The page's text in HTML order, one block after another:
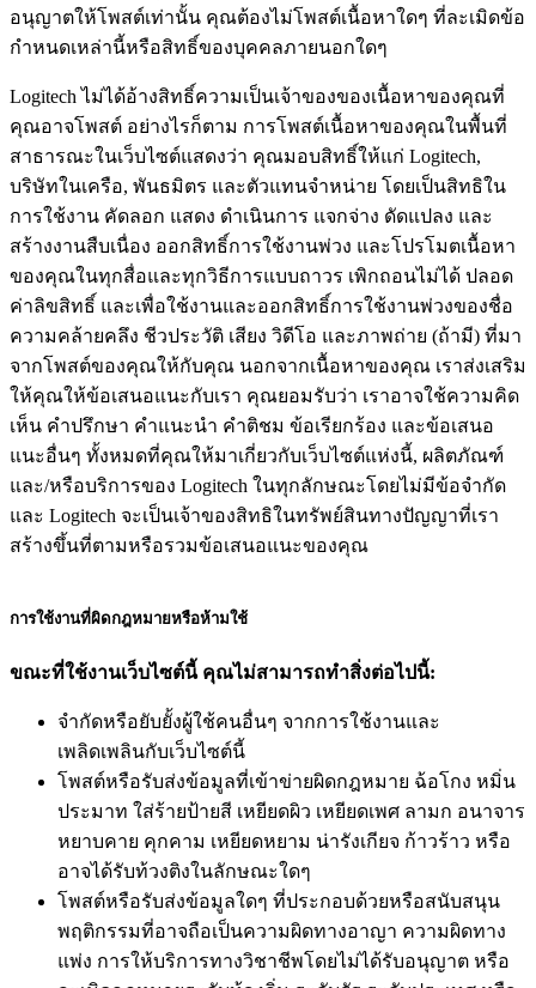
อนุญาตให้โพสต์เท่านั้น คุณต้องไม่โพสต์เนื้อหาใดๆ ที่ละเมิดข้อ
กำหนดเหล่านี้หรือสิทธิ์ของบุคคลภายนอกใดๆ
Logitech ไม่ได้อ้างสิทธิ์ความเป็นเจ้าของของเนื้อหาของคุณที่
คุณอาจโพสต์ อย่างไรก็ตาม การโพสต์เนื้อหาของคุณในพื้นที่
สาธารณะในเว็บไซต์แสดงว่า คุณมอบสิทธิ์ให้แก่ Logitech,
บริษัทในเครือ, พันธมิตร และตัวแทนจำหน่าย โดยเป็นสิทธิใน
การใช้งาน คัดลอก แสดง ดำเนินการ แจกจ่าง ดัดแปลง และ
สร้างงานสืบเนื่อง ออกสิทธิ์การใช้งานพ่วง และโปรโมตเนื้อหา
ของคุณในทุกสื่อและทุกวิธีการแบบถาวร เพิกถอนไม่ได้ ปลอด
ค่าลิขสิทธิ์ และเพื่อใช้งานและออกสิทธิ์การใช้งานพ่วงของชื่อ
ความคล้ายคลึง ชีวประวัติ เสียง วิดีโอ และภาพถ่าย (ถ้ามี) ที่มา
จากโพสต์ของคุณให้กับคุณ นอกจากเนื้อหาของคุณ เราส่งเสริม
ให้คุณให้ข้อเสนอแนะกับเรา คุณยอมรับว่า เราอาจใช้ความคิด
เห็น คำปรึกษา คำแนะนำ คำติชม ข้อเรียกร้อง และข้อเสนอ
แนะอื่นๆ ทั้งหมดที่คุณให้มาเกี่ยวกับเว็บไซต์แห่งนี้, ผลิตภัณฑ์
และ/หรือบริการของ Logitech ในทุกลักษณะโดยไม่มีข้อจำกัด
และ Logitech จะเป็นเจ้าของสิทธิในทรัพย์สินทางปัญญาที่เรา
สร้างขึ้นที่ตามหรือรวมข้อเสนอแนะของคุณ
การใช้งานที่ผิดกฎหมายหรือห้ามใช้
ขณะที่ใช้งานเว็บไซต์นี้ คุณไม่สามารถทำสิ่งต่อไปนี้:
จำกัดหรือยับยั้งผู้ใช้คนอื่นๆ จากการใช้งานและ
เพลิดเพลินกับเว็บไซต์นี้
โพสต์หรือรับส่งข้อมูลที่เข้าข่ายผิดกฎหมาย ฉ้อโกง หมิ่น
ประมาท ใส่ร้ายป้ายสี เหยียดผิว เหยียดเพศ ลามก อนาจาร
หยาบคาย คุกคาม เหยียดหยาม น่ารังเกียจ ก้าวร้าว หรือ
อาจได้รับท้วงติงในลักษณะใดๆ
โพสต์หรือรับส่งข้อมูลใดๆ ที่ประกอบด้วยหรือสนับสนุน
พฤติกรรมที่อาจถือเป็นความผิดทางอาญา ความผิดทาง
แพ่ง การให้บริการทางวิชาชีพโดยไม่ได้รับอนุญาต หรือ